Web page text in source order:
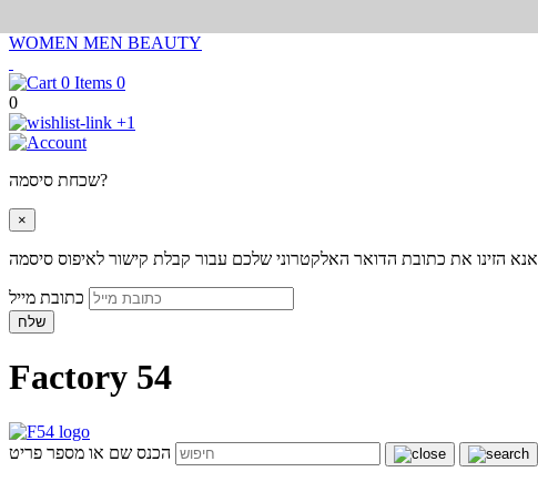
WOMEN MEN BEAUTY
0
0
+1
שכחת סיסמה?
×
אנא הזינו את כתובת הדואר האלקטרוני שלכם עבור קבלת קישור לאיפוס סיסמה
שלח
Factory 54
הכנס שם או מספר פריט